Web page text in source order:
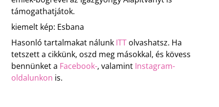
támogathatjátok.
kiemelt kép: Esbana
Hasonló tartalmakat nálunk ITTolvashatsz. Ha
tetszett a cikkünk, oszd meg másokkal, és kövess
bennünket a Facebook-, valamint Instagram-
oldalunkon is.